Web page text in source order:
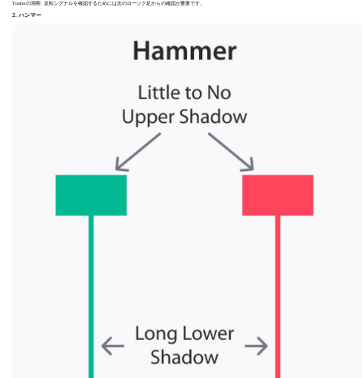
Toobitの洞察: 反転シグナルを確認するためには次のローソク足からの確認が重要です。
2. ハンマー